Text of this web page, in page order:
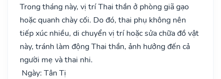
Trong tháng này, vị trí Thai thần ở phòng giã gạo
hoặc quanh chày cối. Do đó, thai phụ không nên
tiếp xúc nhiều, di chuyển vị trí hoặc sửa chữa đồ vật
này, tránh làm động Thai thần, ảnh hưởng đến cả
người mẹ và thai nhi.
Ngày: Tân Tị